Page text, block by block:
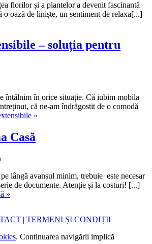
florilor și a plantelor a devenit fascinantă
oază de liniște, un sentiment de relaxa[...]
– soluția pentru
întâlnim în orice situație. Că iubim mobila
că ne-am îndrăgostit de o comodă
»
Casă
lângă avansul minim, trebuie este necesar
de documente. Atenție și la costuri! [...]
»
| TERMENI ȘI CONDIȚII
. Continuarea navigării implică